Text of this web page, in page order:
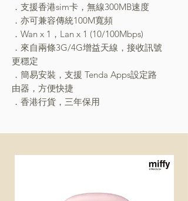
．支援香港sim卡，無線300MB速度
．亦可兼容傳統100M寬頻
．Wan x 1，Lan x 1 (10/100Mbps)
．來自兩條3G/4G增益天線，接收訊號
更穩定
．簡易安裝，支援 Tenda Apps設定路
由器，方便快捷
．香港行貨，三年保用